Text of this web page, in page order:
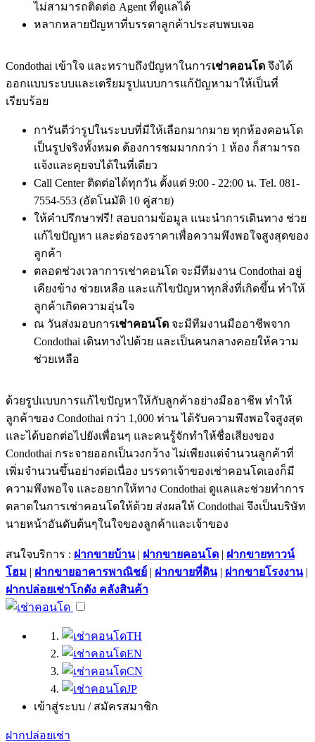
ไม่สามารถติดต่อ Agent ที่ดูแลได้
หลากหลายปัญหาที่บรรดาลูกค้าประสบพบเจอ
Condothai เข้าใจ และทราบถึงปัญหาในการเช่าคอนโด จึงได้
ออกแบบระบบและเตรียมรูปแบบการแก้ปัญหามาให้เป็นที่
เรียบร้อย
การันตีว่ารูปในระบบที่มีให้เลือกมากมาย ทุกห้องคอนโด
เป็นรูปจริงทั้งหมด ต้องการชมมากกว่า 1 ห้อง ก็สามารถ
แจ้งและคุยจบได้ในที่เดียว
Call Center ติดต่อได้ทุกวัน ตั้งแต่ 9:00 - 22:00 น. Tel. 081-
7554-553 (อัตโนมัติ 10 คู่สาย)
ให้คำปรึกษาฟรี! สอบถามข้อมูล แนะนำการเดินทาง ช่วย
แก้ไขปัญหา และต่อรองราคาเพื่อความพึงพอใจสูงสุดของ
ลูกค้า
ตลอดช่วงเวลาการเช่าคอนโด จะมีทีมงาน Condothai อยู่
เคียงข้าง ช่วยเหลือ และแก้ไขปัญหาทุกสิ่งที่เกิดขึ้น ทำให้
ลูกค้าเกิดความอุ่นใจ
ณ วันส่งมอบการเช่าคอนโด จะมีทีมงานมืออาชีพจาก
Condothai เดินทางไปด้วย และเป็นคนกลางคอยให้ความ
ช่วยเหลือ
ด้วยรูปแบบการแก้ไขปัญหาให้กับลูกค้าอย่างมืออาชีพ ทำให้
ลูกค้าของ Condothai กว่า 1,000 ท่าน ได้รับความพึงพอใจสูงสุด
และได้บอกต่อไปยังเพื่อนๆ และคนรู้จักทำให้ชื่อเสียงของ
Condothai กระจายออกเป็นวงกว้าง ไม่เพียงแต่จำนวนลูกค้าที่
เพิ่มจำนวนขึ้นอย่างต่อเนื่อง บรรดาเจ้าของเช่าคอนโดเองก็มี
ความพึงพอใจ และอยากให้ทาง Condothai ดูแลและช่วยทำการ
ตลาดในการเช่าคอนโดให้ด้วย ส่งผลให้ Condothai จึงเป็นบริษัท
นายหน้าอันดับต้นๆในใจของลูกค้าและเจ้าของ
สนใจบริการ : ฝากขายบ้าน| ฝากขายคอนโด | ฝากขายทาวน์
โฮม | ฝากขายอาคารพาณิชย์ | ฝากขายที่ดิน| ฝากขายโรงงาน|
ฝากปล่อยเช่าโกดัง คลังสินค้า
TH
EN
CN
JP
เข้าสู่ระบบ / สมัครสมาชิก
ฝากปล่อยเช่า